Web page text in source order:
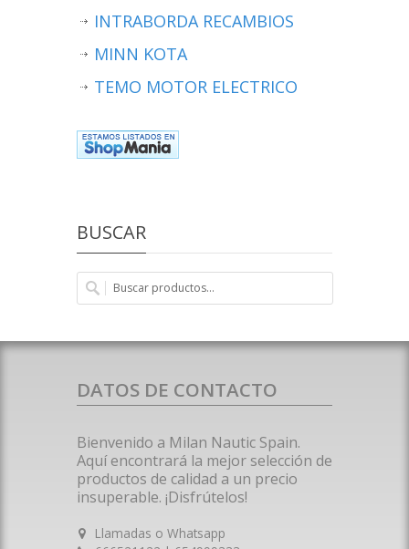
INTRABORDA RECAMBIOS
MINN KOTA
TEMO MOTOR ELECTRICO
BUSCAR
DATOS DE CONTACTO
Bienvenido a Milan Nautic Spain.
Aquí encontrará la mejor selección de
productos de calidad a un precio
insuperable. ¡Disfrútelos!
Llamadas o Whatsapp